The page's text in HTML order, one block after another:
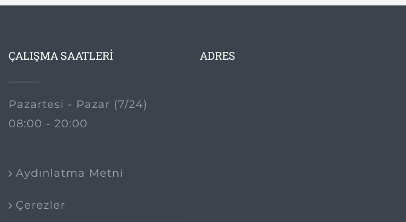
ÇALIŞMA SAATLERİ
Pazartesi - Pazar (7/24)
08:00 - 20:00
Aydınlatma Metni
Çerezler
ADRES